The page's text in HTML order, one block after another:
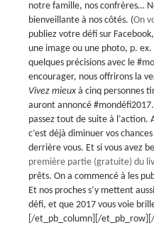
notre famille, nos confrères…
bienveillante à nos côtés. (On
publiez votre défi sur
une image ou une photo, p.
quelques précisions avec le
encourager, nous offrirons la
Vivez mieux à cinq personnes
auront annoncé
passez tout de suite à
c’est déjà diminuer vos
derrière vous. Et si vous avez
première partie (gratuite) du
prêts. On a commencé à les
Et nos proches s’y mettent
défi, et que 2017 vous voie
[/et_pb_column][/